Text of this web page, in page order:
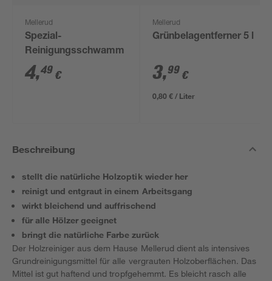
Mellerud
Spezial-
Reinigungsschwamm
4,49 €
Mellerud
Grünbelagentferner 5 l
3,99 €
0,80 € / Liter
Beschreibung
stellt die natürliche Holzoptik wieder her
reinigt und entgraut in einem Arbeitsgang
wirkt bleichend und auffrischend
für alle Hölzer geeignet
bringt die natürliche Farbe zurück
Der Holzreiniger aus dem Hause Mellerud dient als intensives
Grundreinigungsmittel für alle vergrauten Holzoberflächen. Das
Mittel ist gut haftend und tropfgehemmt. Es bleicht rasch alle